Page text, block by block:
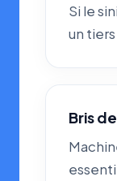
Si le
un
Bris